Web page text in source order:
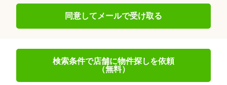
同意してメールで受け取る
検索条件で店舗に物件探しを依頼
（無料）